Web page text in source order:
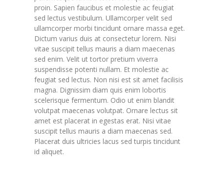
proin. Sapien faucibus et molestie ac feugiat
sed lectus vestibulum. Ullamcorper velit sed
ullamcorper morbi tincidunt ornare massa eget.
Dictum varius duis at consectetur lorem. Nisi
vitae suscipit tellus mauris a diam maecenas
sed enim. Velit ut tortor pretium viverra
suspendisse potenti nullam. Et molestie ac
feugiat sed lectus. Non nisi est sit amet facilisis
magna. Dignissim diam quis enim lobortis
scelerisque fermentum. Odio ut enim blandit
volutpat maecenas volutpat. Ornare lectus sit
amet est placerat in egestas erat. Nisi vitae
suscipit tellus mauris a diam maecenas sed.
Placerat duis ultricies lacus sed turpis tincidunt
id aliquet.